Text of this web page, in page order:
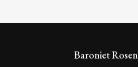
Baroniet